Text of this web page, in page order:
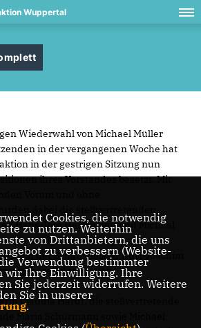
Wuppertal
Wiederwahl von Michael Müller
in der vergangenen Woche hat
in der gestrigen Sitzung nun
ihres Vorstandes besetzt. Mit
Votum und ohne
Hans-Jörg Herhausen und Michael
bestätigt. Einstimmig
auch der Schatzmeister Kurt-Joachim
gehören dem neuen
die Elberfelder
Claudia Hardt, die stellvertretende
Maria Schürmann sowie Michael
Cookies, die notwendig
zu nutzen. Weiterhin
von Drittanbietern, die uns
zu verbessern (Website-
Verwendung bestimmter
wir Ihre Einwilligung. Ihre
Sie jederzeit widerrufen. Weitere
Sie in unserer
.